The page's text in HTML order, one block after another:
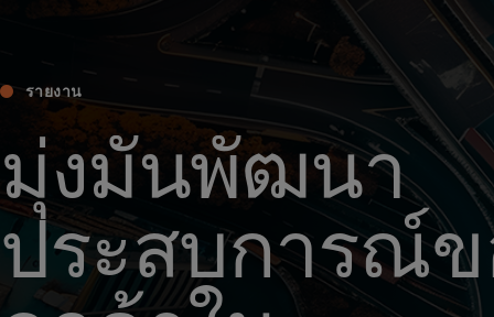
รายงาน
มุ่งมั่นพัฒนา
ประสบการณ์ข